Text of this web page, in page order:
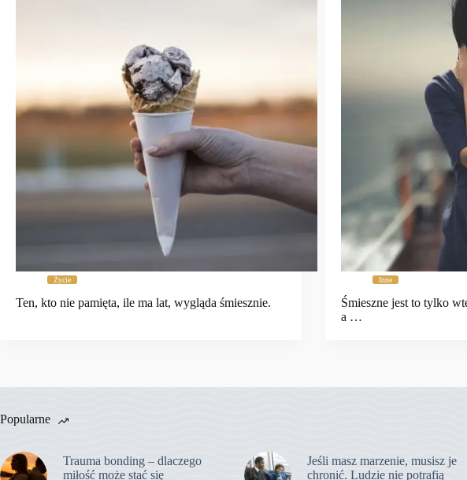
Życie
Ten, kto nie pamięta, ile ma lat, wygląda śmiesznie.
Inne
Śmieszne jest to tylko
a …
Popularne
Trauma bonding – dlaczego
miłość może stać się
Jeśli masz marzenie, musisz je
chronić. Ludzie nie potrafią